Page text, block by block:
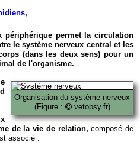
,
périphérique permet la circulation
le système nerveux central et les
(dans les deux sens) pour un
de l'organisme.
Organisation du système nerveux
(Figure :
vetopsy.fr)
de la vie de relation, composé de
associé :